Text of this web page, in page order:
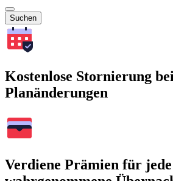
Suchen
Kostenlose Stornierung bei
Planänderungen
Verdiene Prämien für jede